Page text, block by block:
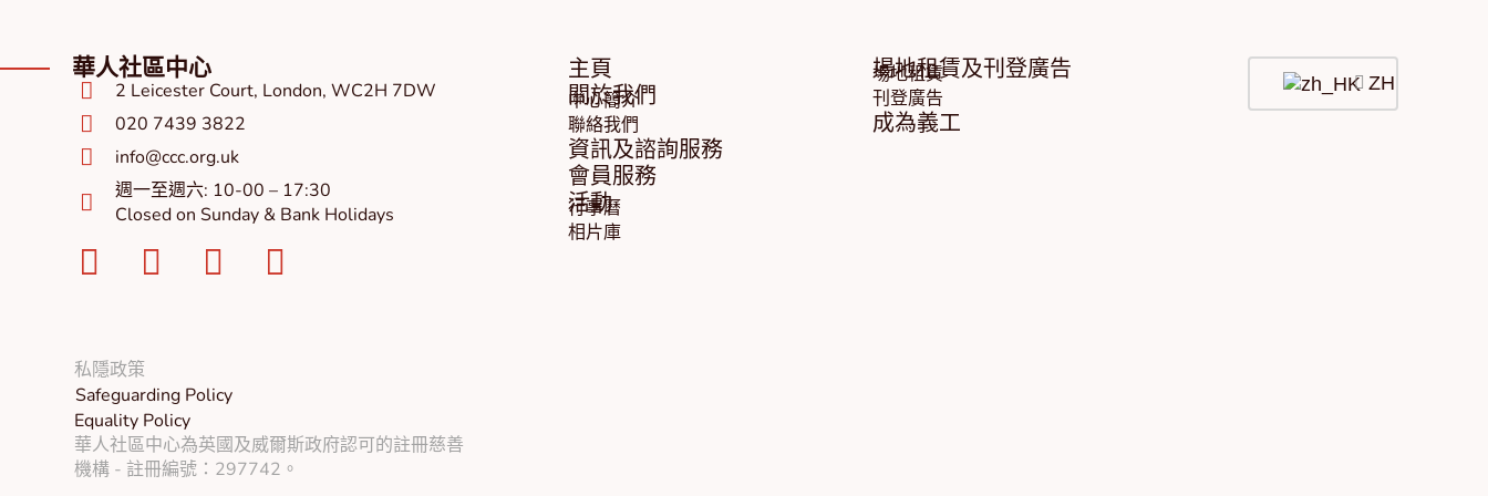
華人社區中心
2 Leicester Court, London, WC2H 7DW
020 7439 3822
info@ccc.org.uk
週一至週六: 10-00 – 17:30
Closed on Sunday & Bank Holidays
Facebook-
square
Instagram
TwitterYoutube
主頁
關於我們
中心簡介
聯絡我們
資訊及諮詢服務
會員服務
活動
行事曆
相片庫
場地租賃及刊登廣告
場地租賃
刊登廣告
成為義工
ZH
私隱政策
Safeguarding Policy
Equality Policy
華人社區中心為英國及威爾斯政府認可的註冊慈善
機構 - 註冊編號：297742。